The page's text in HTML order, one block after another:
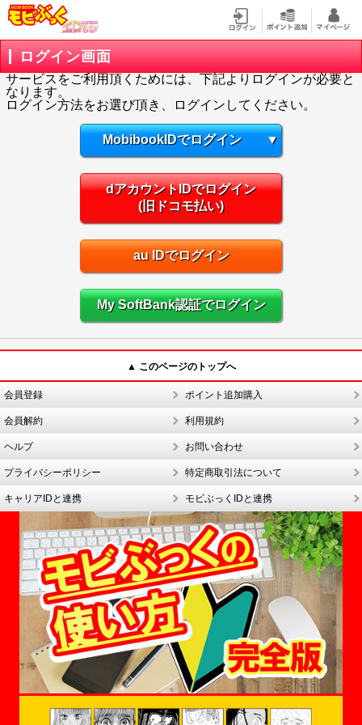
ログイン画面
サービスをご利用頂くためには、下記よりログインが必要と
なります。
ログイン方法をお選び頂き、ログインしてください。
MobibookIDでログイン ▼
dアカウントIDでログイン
(旧ドコモ払い)
au IDでログイン
My SoftBank認証でログイン
▲ このページのトップへ
会員登録 ポイント追加購入
会員解約 利用規約
ヘルプ お問い合わせ
プライバシーポリシー 特定商取引法について
キャリアIDと連携 モビぶっくIDと連携